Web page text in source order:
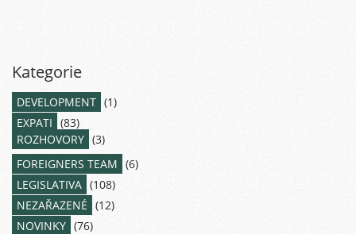
Kategorie
DEVELOPMENT (1)
EXPATI (83)
ROZHOVORY (3)
FOREIGNERS TEAM (6)
LEGISLATIVA (108)
NEZAŘAZENÉ (12)
NOVINKY (76)